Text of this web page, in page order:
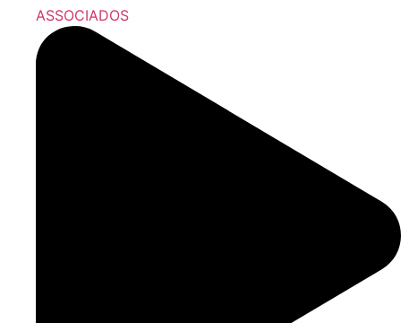
ASSOCIADOS